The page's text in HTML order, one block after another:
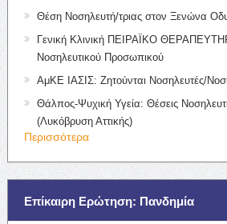
Θέση Νοσηλευτή/τριας στον Ξενώνα
Γενική Κλινική ΠΕΙΡΑΪΚΟ
Νοσηλευτικού Προσωπικού
ΑμΚΕ ΙΑΣΙΣ: Ζητούνται Νοσηλευτές/
Θάλπος-Ψυχική Υγεία: Θέσεις
(Λυκόβρυση Αττικής)
Περισσότερα
Επίκαιρη Ερώτηση: Πανδημία